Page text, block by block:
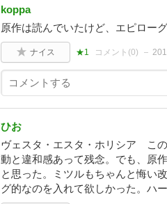
koppa
原作は読んでいたけど、エピロー
ナイス ★1 コメント(0)
ひお
ヴェスタ・エスタ・ホリシア こ
動と違和感あって残念。でも、原
と思った。ミツルもちゃんと悔い
グ的なのを入れて欲しかった。ハ